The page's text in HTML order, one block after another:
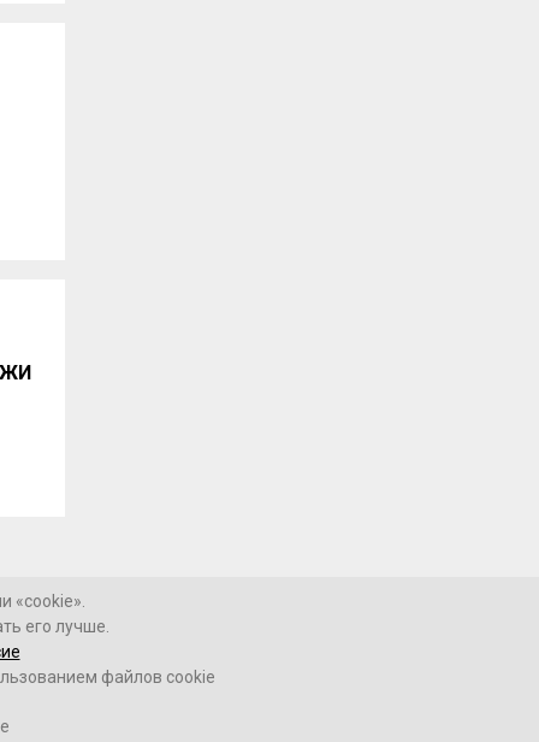
«cookie».
его лучше.
файлов cookie